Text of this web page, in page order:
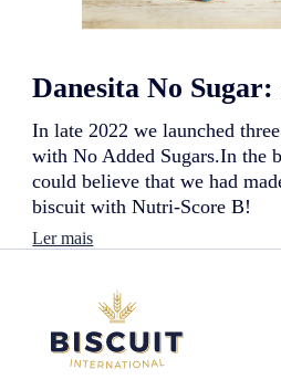
e
d
n
e
:
n
o
o
n
a
m
Danesita No Sugar:
In late 2022 we launched
with No Added Sugars.In the
could believe that we had
biscuit with Nutri-Score B!
Ler mais:
s
i